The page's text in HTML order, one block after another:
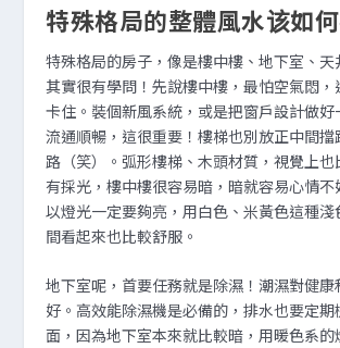
特殊格局的整體風水该如
特殊格局的房子，像是樓中樓、地下室、天
其實很有學問！先說樓中樓，最怕空氣悶
卡住。裝個新風系統，或是把窗戶設計做
流通順暢，這很重要！樓梯也別放正中間
路（笑）。弧形樓梯、木頭材質，視覺上
有採光，樓中樓很容易暗，暗就容易心情
以燈光一定要夠亮，用白色、米黃色這種淺
間看起來也比較舒服。
地下室呢，首要任務就是除濕！潮濕對健康
好。高效能除濕機是必備的，排水也要定
面，因為地下室本來就比較暗，用暖色系